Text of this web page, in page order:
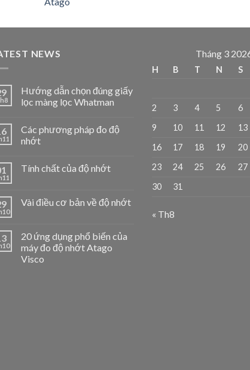
NEWS
Hướng dẫn chọn đúng giấy
lọc màng lọc Whatman
Các phương pháp đo độ
nhớt
Tính chất của độ nhớt
Vài điều cơ bản về độ nhớt
20 ứng dụng phổ biến của
máy đo độ nhớt Atago
Visco
Tháng 3
H B T N S
2
3 4 5 6
9
10 11 12 13
16
17 18 19 20
23
24 25 26 27
30
31
« Th8